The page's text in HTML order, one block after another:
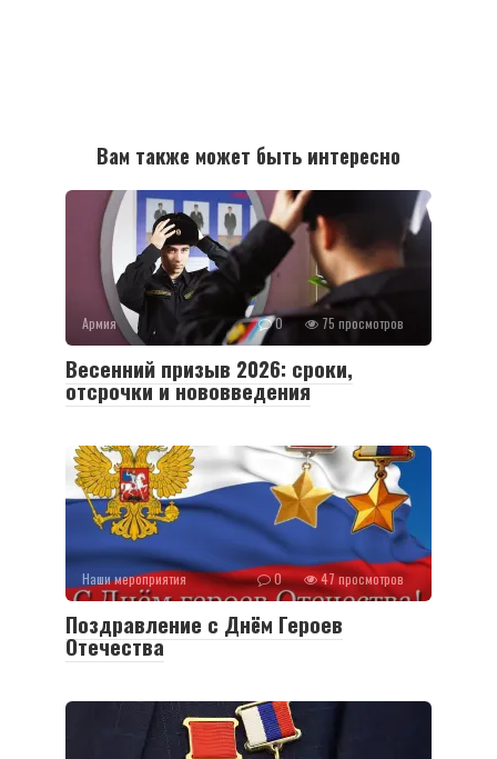
Вам также может быть интересно
Армия 0 75 просмотров
Весенний призыв 2026: сроки,
отсрочки и нововведения
Наши мероприятия 0 47 просмотров
Поздравление с Днём Героев
Отечества